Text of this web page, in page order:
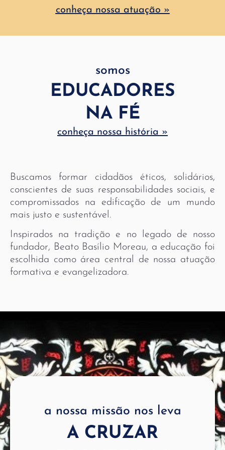
conheça nosso trabalho educacional
conheça nossa atuação »
somos
EDUCADORES
NA FÉ
conheça nossa história »
Inspirados na tradição e no legado de nosso
fundador, Beato Basílio Moreau, a educação foi
escolhida como área central de nossa atuação
formativa e evangelizadora.
Buscamos formar cidadãos éticos, solidários,
conscientes de suas responsabilidades sociais, e
compromissados na edificação de um mundo
mais justo e sustentável.
a nossa missão nos leva
A CRUZAR